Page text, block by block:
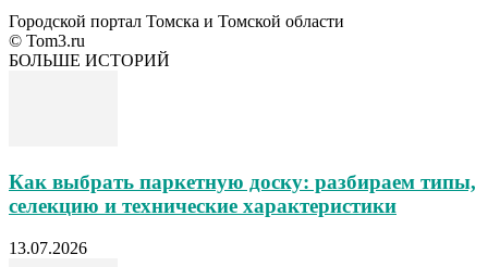
Городской портал Томска и Томской области
© Tom3.ru
БОЛЬШЕ ИСТОРИЙ
Как выбрать паркетную доску: разбираем типы,
селекцию и технические характеристики
13.07.2026